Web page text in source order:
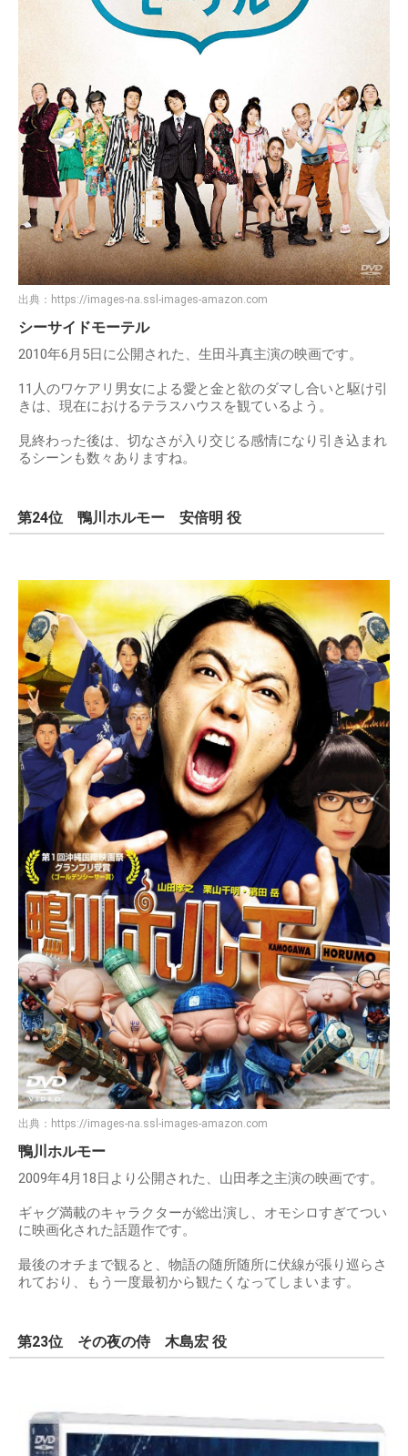
出典： https://images-na.ssl-images-amazon.com
シーサイドモーテル
2010年6月5日に公開された、生田斗真主演の映画です。
11人のワケアリ男女による愛と金と欲のダマし合いと駆け引
きは、現在におけるテラスハウスを観ているよう。
見終わった後は、切なさが入り交じる感情になり引き込まれ
るシーンも数々ありますね。
第24位 鴨川ホルモー 安倍明 役
出典： https://images-na.ssl-images-amazon.com
鴨川ホルモー
2009年4月18日より公開された、山田孝之主演の映画です。
ギャグ満載のキャラクターが総出演し、オモシロすぎてつい
に映画化された話題作です。
最後のオチまで観ると、物語の随所随所に伏線が張り巡らさ
れており、もう一度最初から観たくなってしまいます。
第23位 その夜の侍 木島宏 役